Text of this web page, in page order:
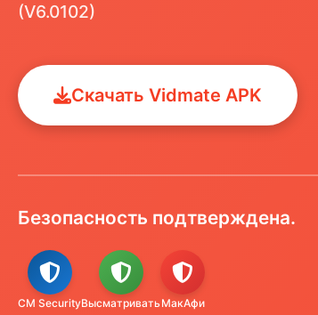
(V6.0102)
Скачать Vidmate APK
Безопасность подтверждена.
CM SecurityВысматриватьМакАфи